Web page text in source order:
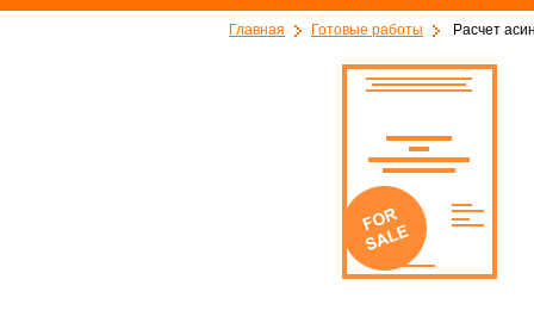
Главная Готовые работы Расчет